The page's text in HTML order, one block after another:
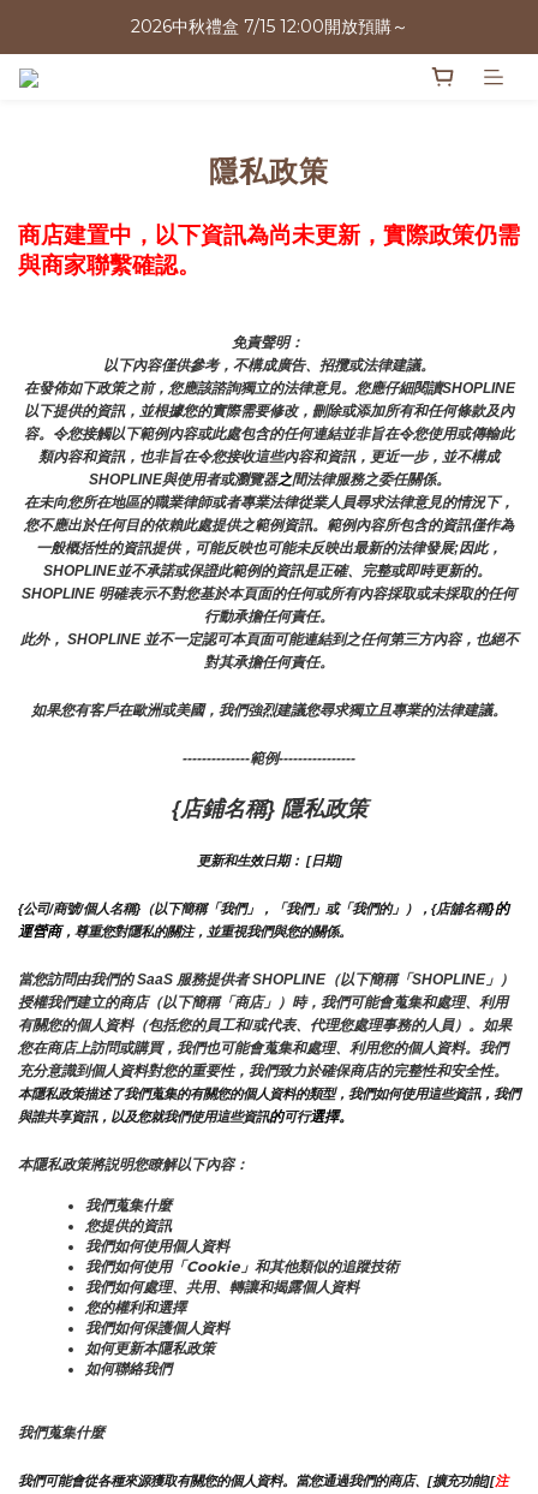
2026中秋禮盒 7/15 12:00開放預購～
2026中秋禮盒 7/15 12:00開放預購～
隱私政策
商店建置中，以下資訊為尚未更新，實際政策仍需
與商家聯繫確認。
免責聲明：
以下內容僅供參考，不構成廣告、招攬或法律建議。
在發佈如下政策之前，您應該諮詢獨立的法律意見。您應仔細閱讀SHOPLINE
以下提供的資訊，並根據您的實際需要修改，刪除或添加所有和任何條款及內
容。令您接觸以下範例內容或此處包含的任何連結並非旨在令您使用或傳輸此
類內容和資訊，也非旨在令您接收這些內容和資訊，更近一步，並不構成
SHOPLINE與使用者或瀏覽器之間法律服務之委任關係。
在未向您所在地區的職業律師或者專業法律從業人員尋求法律意見的情況下，
您不應出於任何目的依賴此處提供之範例資訊。範例內容所包含的資訊僅作為
一般概括性的資訊提供，可能反映也可能未反映出最新的法律發展;因此，
SHOPLINE並不承諾或保證此範例的資訊是正確、完整或即時更新的。
SHOPLINE 明確表示不對您基於本頁面的任何或所有內容採取或未採取的任何
行動承擔任何責任。
此外， SHOPLINE 並不一定認可本頁面可能連結到之任何第三方內容，也絕不
對其承擔任何責任。
如果您有客戶在歐洲或美國，我們強烈建議您尋求獨立且專業的法律建議。
--------------範例----------------
{店鋪名稱} 隱私政策
更新和生效日期： [日期]
{公司/商號/個人名稱}（以下簡稱「我們」，「我們」或「我們的」），{店舖名稱}的
運營商，尊重您對隱私的關注，並重視我們與您的關係。
當您訪問由我們的 SaaS 服務提供者 SHOPLINE（以下簡稱「SHOPLINE」）
授權我們建立的商店（以下簡稱「商店」）時，我們可能會蒐集和處理、利用
有關您的個人資料（包括您的員工和/或代表、代理您處理事務的人員）。如果
您在商店上訪問或購買，我們也可能會蒐集和處理、利用您的個人資料。我們
充分意識到個人資料對您的重要性，我們致力於確保商店的完整性和安全性。
本隱私政策描述了我們蒐集的有關您的個人資料的類型，我們如何使用這些資訊，我們
與誰共享資訊，以及您就我們使用這些資訊的可行選擇。
本隱私政策將説明您瞭解以下內容：
我們蒐集什麼
您提供的資訊
我們如何使用個人資料
我們如何使用「Cookie」和其他類似的追蹤技術
我們如何處理、共用、轉讓和揭露個人資料
您的權利和選擇
我們如何保護個人資料
如何更新本隱私政策
如何聯絡我們
我們蒐集什麼
我們可能會從各種來源獲取有關您的個人資料。當您通過我們的商店、[擴充功能][注